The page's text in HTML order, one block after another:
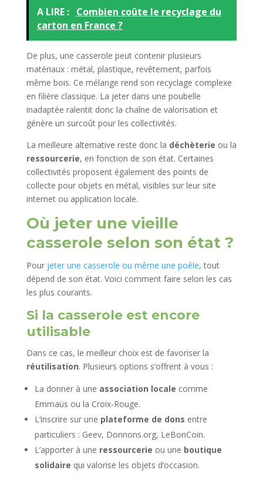
A LIRE : Combien coûte le recyclage du
carton en France ?
De plus, une casserole peut contenir plusieurs
matériaux : métal, plastique, revêtement, parfois
même bois. Ce mélange rend son recyclage complexe
en filière classique. La jeter dans une poubelle
inadaptée ralentit donc la chaîne de valorisation et
génère un surcoût pour les collectivités.
La meilleure alternative reste donc la déchèterie ou la
ressourcerie, en fonction de son état. Certaines
collectivités proposent également des points de
collecte pour objets en métal, visibles sur leur site
internet ou application locale.
Où jeter une vieille
casserole selon son état ?
Pour jeter une casserole ou même une poêle, tout
dépend de son état. Voici comment faire selon les cas
les plus courants.
Si la casserole est encore
utilisable
Dans ce cas, le meilleur choix est de favoriser la
réutilisation. Plusieurs options s’offrent à vous :
La donner à une association locale comme
Emmaüs ou la Croix-Rouge.
L’inscrire sur une plateforme de dons entre
particuliers : Geev, Donnons.org, LeBonCoin.
L’apporter à une ressourcerie ou une boutique
solidaire qui valorise les objets d’occasion.